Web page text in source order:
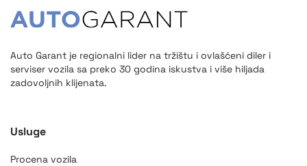
Auto Garant je regionalni lider na tržištu i ovlašćeni diler i
serviser vozila sa preko 30 godina iskustva i više hiljada
zadovoljnih klijenata.
Usluge
Procena vozila